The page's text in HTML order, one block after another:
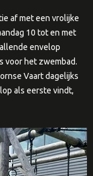
af met een vrolijke
10 tot en met
envelop
voor het zwembad.
Vaart dagelijks
als eerste vindt,